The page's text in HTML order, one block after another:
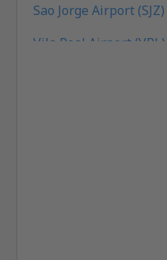
Sao Jorge Airport (SJZ)
Vila Real Airport (VRL)